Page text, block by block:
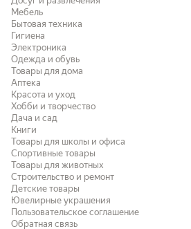
Мебель
Бытовая техника
Гигиена
Электроника
Одежда и обувь
Товары для дома
Аптека
Красота и уход
Хобби и творчество
Дача и сад
Книги
Товары для школы и офиса
Спортивные товары
Товары для животных
Строительство и ремонт
Детские товары
Ювелирные украшения
Пользовательское соглашение
Обратная связь